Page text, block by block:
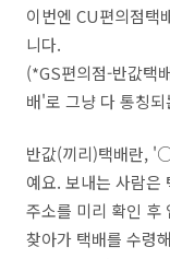
이번엔 CU편의점택
니다.
(*GS편의점-반값택
배'로 그냥 다 통칭되
반값(끼리)택배란,
예요. 보내는 사람은
주소를 미리 확인 후
찾아가 택배를 수령